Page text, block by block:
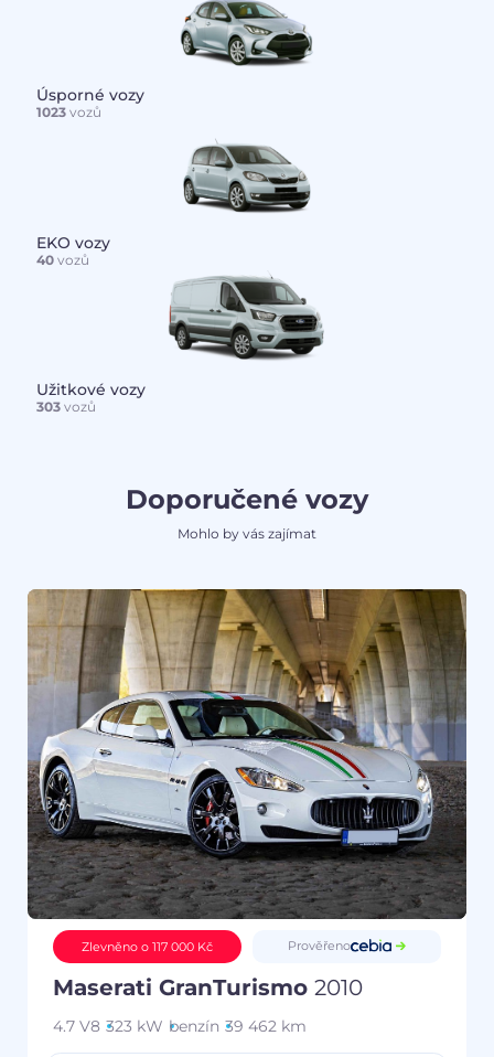
Úsporné vozy
1023vozů
EKO vozy
40vozů
Užitkové vozy
303vozů
Doporučené vozy
Mohlo by vás zajímat
Zlevněno o 117 000 Kč Prověřeno
Maserati GranTurismo 2010
4.7 V8 323 kW benzín 39 462 km